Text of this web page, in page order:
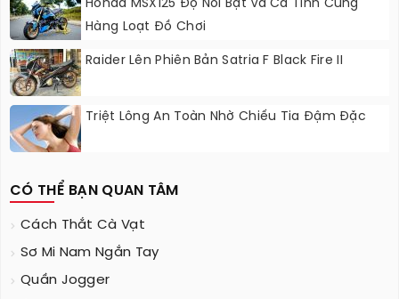
Honda MSX125 Độ Nổi Bật Và Cá Tính Cùng
Hàng Loạt Đồ Chơi
Raider Lên Phiên Bản Satria F Black Fire II
Triệt Lông An Toàn Nhờ Chiếu Tia Đậm Đặc
CÓ THỂ BẠN QUAN TÂM
Cách Thắt Cà Vạt
Sơ Mi Nam Ngắn Tay
Quần Jogger